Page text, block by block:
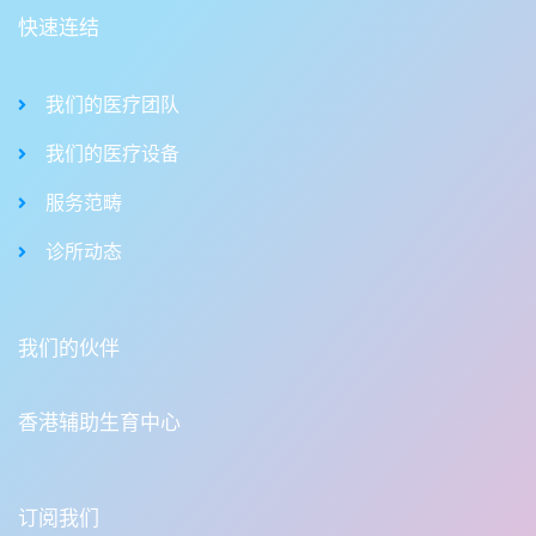
快速连结
我们的医疗团队
我们的医疗设备
服务范畴
诊所动态
我们的伙伴
香港辅助生育中心
订阅我们